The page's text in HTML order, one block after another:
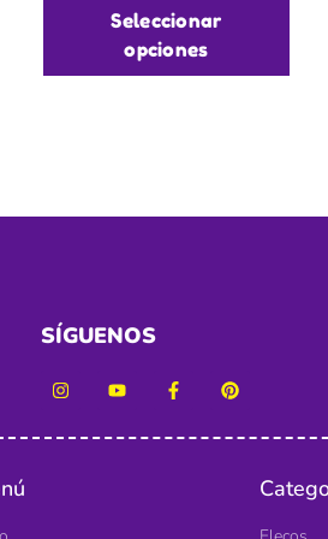
Seleccionar
opciones
SÍGUENOS